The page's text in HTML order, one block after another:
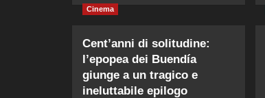
Cinema
Cent’anni di solitudine:
l’epopea dei Buendía
giunge a un tragico e
ineluttabile epilogo